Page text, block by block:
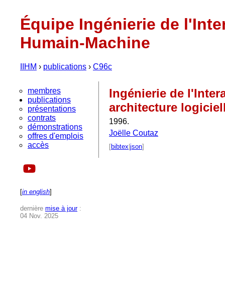
Équipe Ingénierie de
Humain-Machine
IIHM › publications › C96c
membres
publications
présentations
contrats
démonstrations
offres d'emplois
accès
[in english]
dernière mise à jour:
04 Nov. 2025
Ingénierie de
architecture
1996.
Joëlle Coutaz
[bibtex json]